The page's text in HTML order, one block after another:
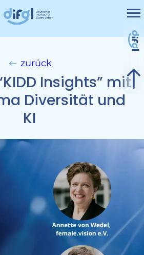
zurück
Insights” mit
Diversität und
KI